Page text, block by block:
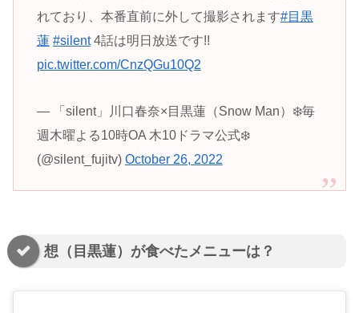
れており、本番直前に外して撮影されます#目黒
蓮 #silent4話は明日放送です!!
pic.twitter.com/CnzQGu10Q2
— 「silent」川口春奈×目黒蓮（Snow Man）❄️毎
週木曜よる10時OA 木10ドラマ公式❄️
(@silent_fujitv) October 26, 2022
想（目黒蓮）が食べたメニューは？